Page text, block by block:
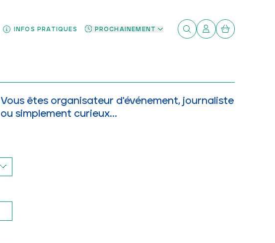
INFOS PRATIQUES PROCHAINEMENT
Vous êtes organisateur d'événement, journaliste
ou simplement curieux...
INFOS PRATIQUES PROCHAINEMENT